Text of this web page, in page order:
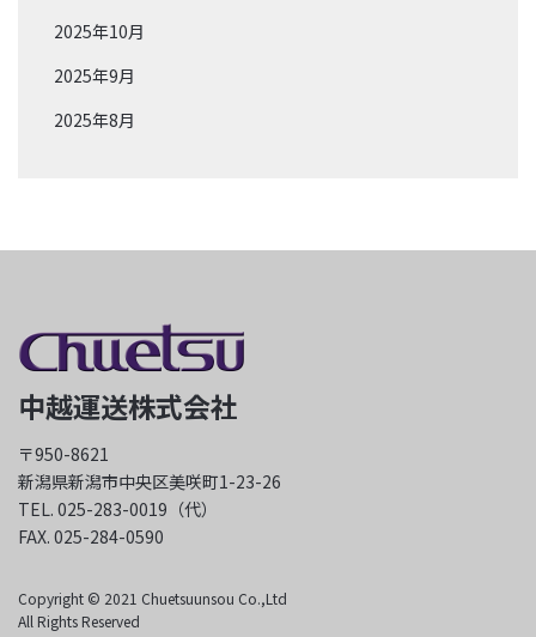
2025年10月
2025年9月
2025年8月
中越運送株式会社
〒950-8621
新潟県新潟市中央区美咲町1-23-26
TEL. 025-283-0019（代）
FAX. 025-284-0590
Copyright © 2021 Chuetsuunsou Co.,Ltd
All Rights Reserved